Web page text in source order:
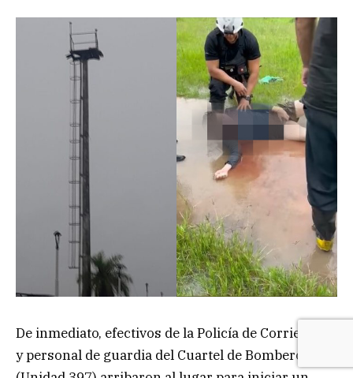
De inmediato, efectivos de la Policía de Corrientes
y personal de guardia del Cuartel de Bomberos